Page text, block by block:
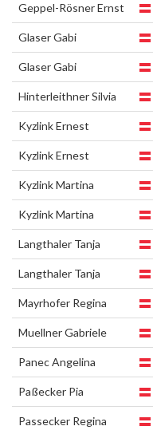
Geppel-Rösner Ernst
Glaser Gabi
Glaser Gabi
Hinterleithner Silvia
Kyzlink Ernest
Kyzlink Ernest
Kyzlink Martina
Kyzlink Martina
Langthaler Tanja
Langthaler Tanja
Mayrhofer Regina
Muellner Gabriele
Panec Angelina
Paßecker Pia
Passecker Regina